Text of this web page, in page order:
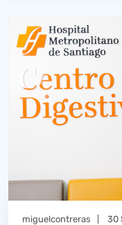
miguelcontreras 30